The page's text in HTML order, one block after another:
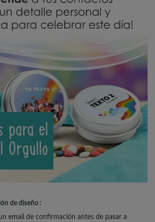
de diseño
email de confirmación antes de pasar a